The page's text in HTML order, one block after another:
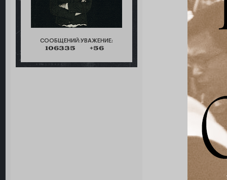
СООБЩЕНИЙ:
106335
УВАЖЕНИЕ:
+56